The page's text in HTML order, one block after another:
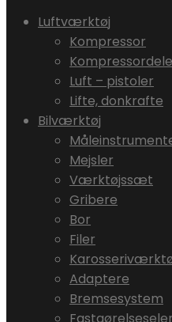
Luftværktøj
Kompressor
Kompressordele
Luft – pistoler
Lifte, donkrafte
Bilværktøj
Mejsler
Værktøjssæt
Gribere
Bor
Filer
Adaptere
Bremsesystem